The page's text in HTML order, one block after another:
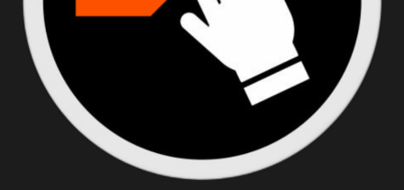
啤酒厂
制药厂
改造
国六/七
企业资质
三二一研发
新闻动态